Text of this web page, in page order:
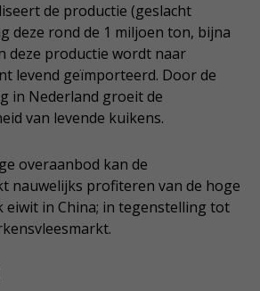
de productie (geslacht
deze rond de 1 miljoen ton, bijna
deze productie wordt naar
levend geïmporteerd. Door de
in Nederland groeit de
van levende kuikens.
overaanbod kan de
nauwelijks profiteren van de hoge
eiwit in China; in tegenstelling tot